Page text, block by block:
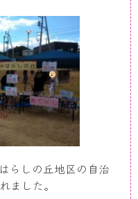
らしの丘地区の自治
ました。